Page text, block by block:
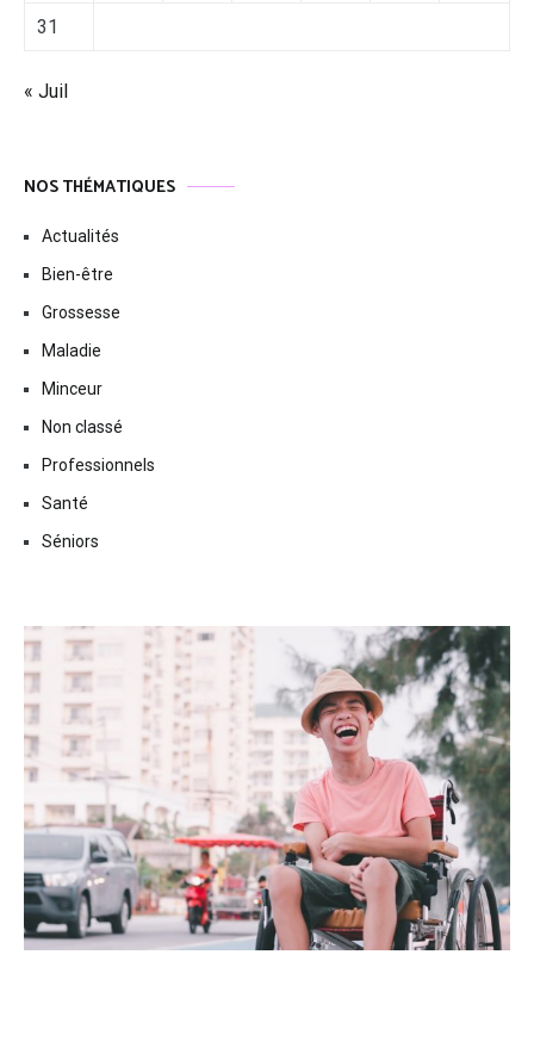
31
« Juil
NOS THÉMATIQUES
Actualités
Bien-être
Grossesse
Maladie
Minceur
Non classé
Professionnels
Santé
Séniors